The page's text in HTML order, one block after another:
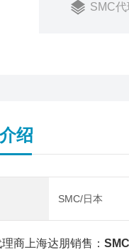
SMC代
绍
SMC/日本
商上海达朋销售：